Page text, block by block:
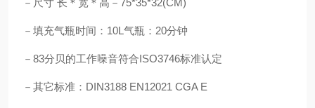
－尺寸 长＊宽＊高－75*35*32(CM)
－填充气瓶时间：10L气瓶：20分钟
－83分贝的工作噪音符合ISO3746标准认定
－其它标准：DIN3188 EN12021 CGA E